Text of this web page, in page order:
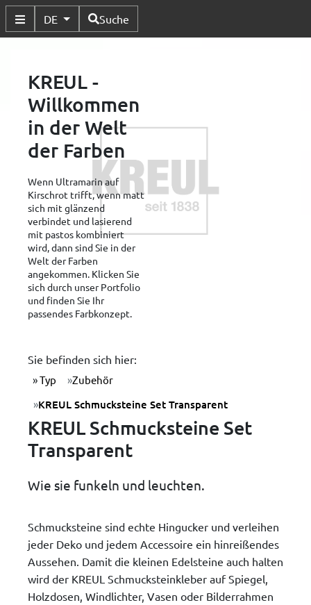
Untermenü Umschalten
DE Verfügbare Sprachen
Suche
KREUL -
Willkommen
in der Welt
der Farben
Wenn Ultramarin auf
Kirschrot trifft, wenn matt
sich mit glänzend
verbindet und lasierend
mit pastos kombiniert
wird, dann sind Sie in der
Welt der Farben
angekommen. Klicken Sie
sich durch unser Portfolio
und finden Sie Ihr
passendes Farbkonzept.
Sie befinden sich hier:
Typ Zubehör
KREUL Schmucksteine Set Transparent
KREUL Schmucksteine Set
Transparent
Wie sie funkeln und leuchten.
Schmucksteine sind echte Hingucker und verleihen
jeder Deko und jedem Accessoire ein hinreißendes
Aussehen. Damit die kleinen Edelsteine auch halten
wird der KREUL Schmucksteinkleber auf Spiegel,
Holzdosen, Windlichter, Vasen oder Bilderrahmen